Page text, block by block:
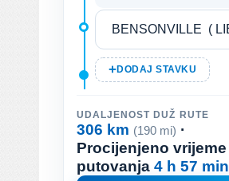
DODAJ STAVKU
UDALJENOST DUŽ RUTE
306 km (190 mi) ·
Procijenjeno vrijeme
putovanja 4 h 57 min